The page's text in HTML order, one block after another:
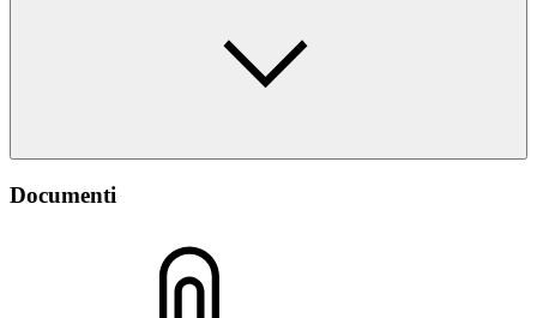
Documenti